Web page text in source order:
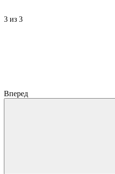
3 из 3
Вперед